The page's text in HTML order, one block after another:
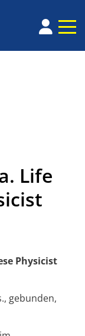
Life
Physicist
gebunden,